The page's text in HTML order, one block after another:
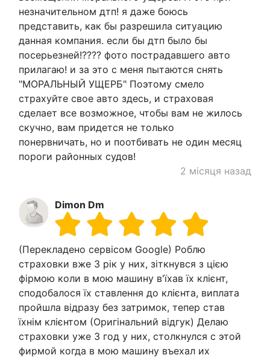
незначительном дтп! я даже боюсь
представить, как бы разрешила ситуацию
данная компания. если бы дтп было бы
посерьезней!???? фото пострадавшего авто
прилагаю! и за это с меня пытаются снять
"МОРАЛЬНЫЙ УЩЕРБ" Поэтому смело
страхуйте свое авто здесь, и страховая
сделает все возможное, чтобы вам не жилось
скучно, вам придется не только
понервничать, но и поотбивать не один месяц
пороги районных судов!
2 місяця назад
Dimon Dm
(Перекладено сервісом Google) Роблю
страховки вже 3 рік у них, зіткнувся з цією
фірмою коли в мою машину в'їхав їх клієнт,
сподобалося їх ставлення до клієнта, виплата
пройшла відразу без затримок, тепер став
їхнім клієнтом (Оригінальний відгук) Делаю
страховки уже 3 год у них, столкнулся с этой
фирмой когда в мою машину въехал их